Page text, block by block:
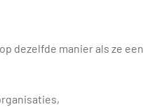
dezelfde manier als ze een